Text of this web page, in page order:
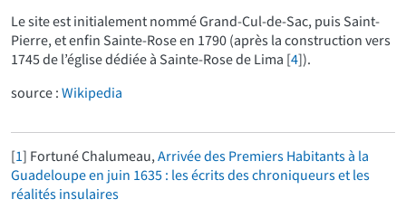
Le site est initialement nommé Grand-Cul-de-Sac, puis Saint-
Pierre, et enfin Sainte-Rose en 1790 (après la construction vers
1745 de l’église dédiée à Sainte-Rose de Lima [4]).
source :Wikipedia
[1] Fortuné Chalumeau,Arrivée des Premiers Habitants à la
Guadeloupe en juin 1635 : les écrits des chroniqueurs et les
réalités insulaires